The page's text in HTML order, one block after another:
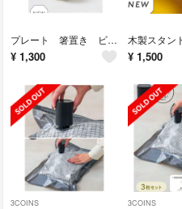
プレート 箸置き ビションフリーゼ ナチュラルキッチン 犬 置物 豆皿
¥ 1,300 ¥ 1,500
3COINS 3COINS